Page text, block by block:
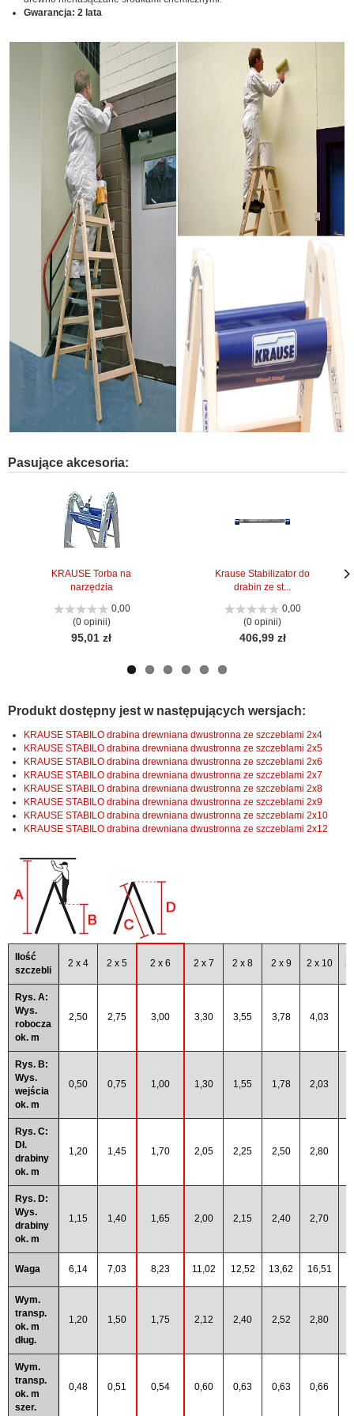
Gwarancja: 2 lata
Pasujące akcesoria:
KRAUSE Torba na
narzędzia
0,00
(0 opinii)
95,01 zł
Krause Stabilizator do
drabin ze st...
0,00
(0 opinii)
406,99 zł
Produkt dostępny jest w następujących wersjach:
KRAUSE STABILO drabina drewniana dwustronna ze szczeblami 2x4
KRAUSE STABILO drabina drewniana dwustronna ze szczeblami 2x5
KRAUSE STABILO drabina drewniana dwustronna ze szczeblami 2x6
KRAUSE STABILO drabina drewniana dwustronna ze szczeblami 2x7
KRAUSE STABILO drabina drewniana dwustronna ze szczeblami 2x8
KRAUSE STABILO drabina drewniana dwustronna ze szczeblami 2x9
KRAUSE STABILO drabina drewniana dwustronna ze szczeblami 2x10
KRAUSE STABILO drabina drewniana dwustronna ze szczeblami 2x12
Ilość
szczebli
2 x 4 2 x 5 2 x 6 2 x 7 2 x 8 2 x 9 2 x 10 2
Rys. A:
Wys.
robocza
ok. m
2,50 2,75 3,00 3,30 3,55 3,78 4,03
Rys. B:
Wys.
wejścia
ok. m
0,50 0,75 1,00 1,30 1,55 1,78 2,03
Rys. C:
Dł.
drabiny
ok. m
1,20 1,45 1,70 2,05 2,25 2,50 2,80
Rys. D:
Wys.
drabiny
ok. m
1,15 1,40 1,65 2,00 2,15 2,40 2,70
Waga 6,14 7,03 8,23 11,02 12,52 13,62 16,51
Wym.
transp.
ok. m
dług.
1,20 1,50 1,75 2,12 2,40 2,52 2,80
Wym.
transp.
ok. m
szer.
0,48 0,51 0,54 0,60 0,63 0,63 0,66